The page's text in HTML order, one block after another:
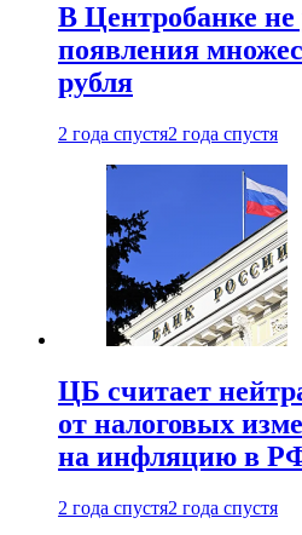
В Центробанке не
появления
рубля
2 года спустя2 года спустя
ЦБ считает
от налоговых
на инфляцию в
2 года спустя2 года спустя